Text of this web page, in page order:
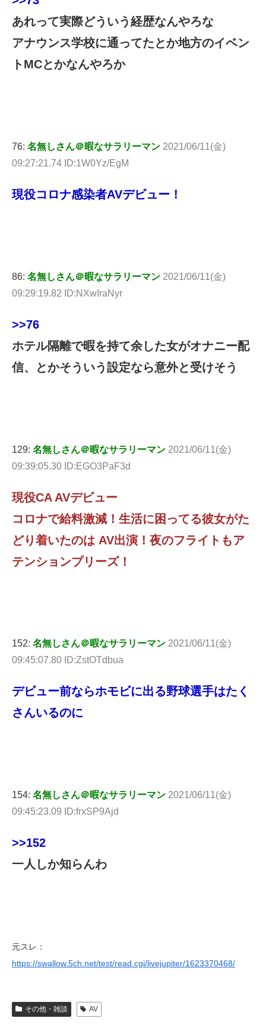
あれって実際どういう経歴なんやろな
アナウンス学校に通ってたとか地方のイベン
トMCとかなんやろか
76: 名無しさん＠暇なサラリーマン 2021/06/11(金)
09:27:21.74 ID:1W0Yz/EgM
現役コロナ感染者AVデビュー！
86: 名無しさん＠暇なサラリーマン 2021/06/11(金)
09:29:19.82 ID:NXwIraNyr
>>76
ホテル隔離で暇を持て余した女がオナニー配
信、とかそういう設定なら意外と受けそう
129: 名無しさん＠暇なサラリーマン 2021/06/11(金)
09:39:05.30 ID:EGO3PaF3d
現役CA AVデビュー
コロナで給料激減！生活に困ってる彼女がた
どり着いたのは AV出演！夜のフライトもア
テンションプリーズ！
152: 名無しさん＠暇なサラリーマン 2021/06/11(金)
09:45:07.80 ID:ZstOTdbua
デビュー前ならホモビに出る野球選手はたく
さんいるのに
154: 名無しさん＠暇なサラリーマン 2021/06/11(金)
09:45:23.09 ID:frxSP9Ajd
>>152
一人しか知らんわ
元スレ：
https://swallow.5ch.net/test/read.cgi/livejupiter/1623370468/
その他・雑談 AV